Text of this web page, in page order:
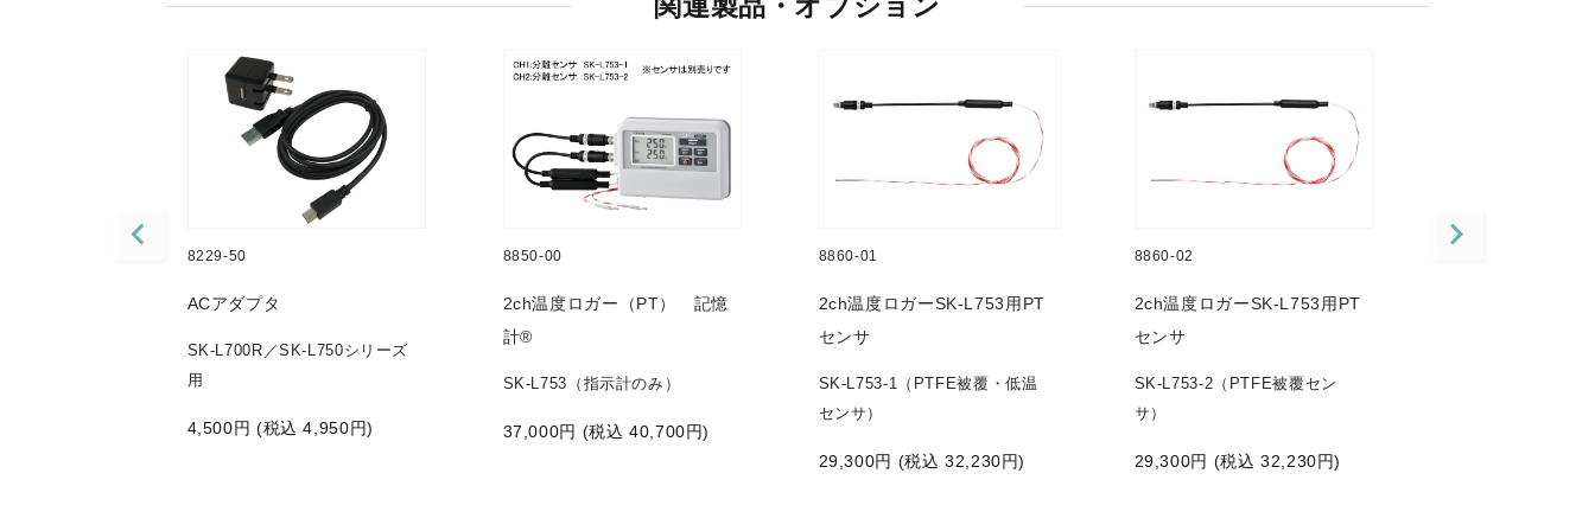
関連製品・オプション
8229-50
ACアダプタ
SK-L700R／SK-L750シリーズ
用
4,500円 (税込 4,950円)
8850-00
2ch温度ロガー（PT） 記憶
計®
SK-L753（指示計のみ）
37,000円 (税込 40,700円)
8860-01
2ch温度ロガーSK-L753用PT
センサ
SK-L753-1（PTFE被覆・低温
センサ）
29,300円 (税込 32,230円)
8860-02
2ch温度ロガーSK-L753用PT
センサ
SK-L753-2（PTFE被覆セン
サ）
29,300円 (税込 32,230円)